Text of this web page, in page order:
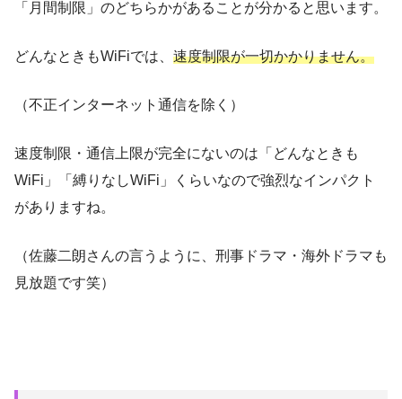
「月間制限」のどちらかがある ことが分かると思います。
どんなときもWiFiでは、 速度制限が一切かかりません。
（不正インターネット通信を除く）
速度制限・通信上限が完全にないのは「どんなときも
WiFi」「縛りなしWiFi」くらいなので強烈なインパクト
がありますね。
（佐藤二朗さんの言うように、刑事ドラマ・海外ドラマも
見放題です笑）